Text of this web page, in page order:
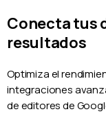
Conecta tus
resultados
Optimiza el
integraciones
de editores de